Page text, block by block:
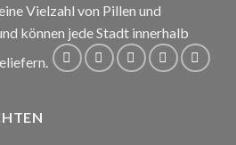
Vielzahl von Pillen und
können jede Stadt innerhalb